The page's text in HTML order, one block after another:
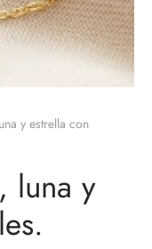
y estrella con
luna y